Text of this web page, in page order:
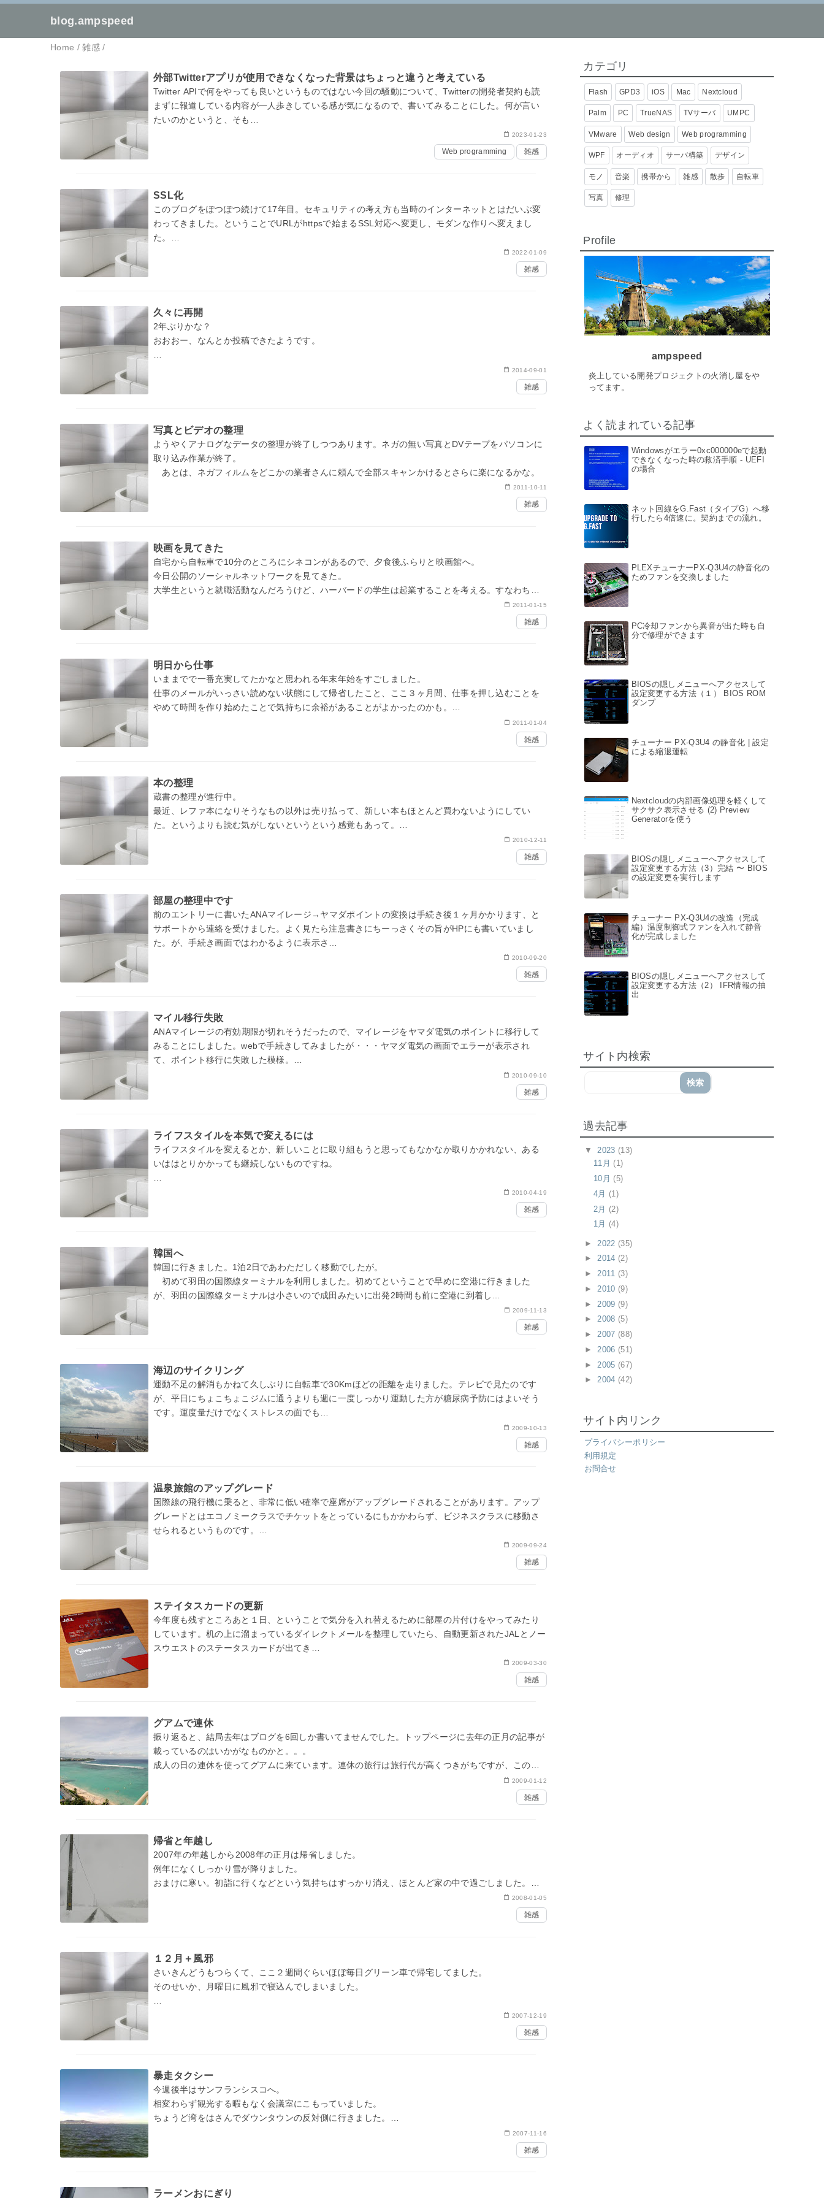
blog.ampspeed
Home /雑感 /
外部Twitterアプリが使用できなくなった背景はちょっと違うと考えている
Twitter APIで何をやっても良いというものではない今回の騒動について、Twitterの開発者契約も読
まずに報道している内容が一人歩きしている感が気になるので、書いてみることにした。何が言い
たいのかというと、そも…
2023-01-23
Web programming 雑感
SSL化
このブログをぽつぽつ続けて17年目。セキュリティの考え方も当時のインターネットとはだいぶ変
わってきました。ということでURLがhttpsで始まるSSL対応へ変更し、モダンな作りへ変えまし
た。
2022-01-09
雑感
久々に再開
2年ぶりかな？
おおおー、なんとか投稿できたようです。
2014-09-01
雑感
写真とビデオの整理
ようやくアナログなデータの整理が終了しつつあります。ネガの無い写真とDVテープをパソコンに
取り込み作業が終了。
あとは、ネガフィルムをどこかの業者さんに頼んで全部スキャンかけるとさらに楽になるかな。
2011-10-11
雑感
映画を見てきた
自宅から自転車で10分のところにシネコンがあるので、夕食後ふらりと映画館へ。
今日公開のソーシャルネットワークを見てきた。
大学生というと就職活動なんだろうけど、ハーバードの学生は起業することを考える。すなわち創
2011-01-15
雑感
明日から仕事
いままでで一番充実してたかなと思われる年末年始をすごしました。
仕事のメールがいっさい読めない状態にして帰省したこと、ここ３ヶ月間、仕事を押し込むことを
やめて時間を作り始めたことで気持ちに余裕があることがよかったのかも。
2011-01-04
雑感
本の整理
蔵書の整理が進行中。
最近、レファ本になりそうなもの以外は売り払って、新しい本もほとんど買わないようにしてい
た。というよりも読む気がしないというという感覚もあって。
2010-12-11
雑感
部屋の整理中です
前のエントリーに書いたANAマイレージ→ヤマダポイントの変換は手続き後１ヶ月かかります、と
サポートから連絡を受けました。よく見たら注意書きにちーっさくその旨がHPにも書いていまし
た。が、手続き画面ではわかるように表示さ…
2010-09-20
雑感
マイル移行失敗
ANAマイレージの有効期限が切れそうだったので、マイレージをヤマダ電気のポイントに移行して
みることにしました。webで手続きしてみましたが・・・ヤマダ電気の画面でエラーが表示され
て、ポイント移行に失敗した模様。
2010-09-10
雑感
ライフスタイルを本気で変えるには
ライフスタイルを変えるとか、新しいことに取り組もうと思ってもなかなか取りかかれない、ある
いははとりかかっても継続しないものですね。
・住む場所や仕事場所を変える
しかない…
2010-04-19
雑感
韓国へ
韓国に行きました。1泊2日であわただしく移動でしたが。
初めて羽田の国際線ターミナルを利用しました。初めてということで早めに空港に行きました
が、羽田の国際線ターミナルは小さいので成田みたいに出発2時間も前に空港に到着し…
2009-11-13
雑感
海辺のサイクリング
運動不足の解消もかねて久しぶりに自転車で30Kmほどの距離を走りました。テレビで見たのです
が、平日にちょこちょこジムに通うよりも週に一度しっかり運動した方が糖尿病予防にはよいそう
です。運度量だけでなくストレスの面でも…
2009-10-13
雑感
温泉旅館のアップグレード
国際線の飛行機に乗ると、非常に低い確率で座席がアップグレードされることがあります。アップ
グレードとはエコノミークラスでチケットをとっているにもかかわらず、ビジネスクラスに移動さ
せられるというものです。
2009-09-24
雑感
ステイタスカードの更新
今年度も残すところあと１日、ということで気分を入れ替えるために部屋の片付けをやってみたり
しています。机の上に溜まっているダイレクトメールを整理していたら、自動更新されたJALとノー
スウエストのステータスカードが出てき…
2009-03-30
雑感
グアムで連休
振り返ると、結局去年はブログを6回しか書いてませんでした。トップページに去年の正月の記事が
載っているのはいかがなものかと。。。
成人の日の連休を使ってグアムに来ています。連休の旅行は旅行代が高くつきがちですが、この連
2009-01-12
雑感
帰省と年越し
2007年の年越しから2008年の正月は帰省しました。
例年になくしっかり雪が降りました。
おまけに寒い。初詣に行くなどという気持ちはすっかり消え、ほとんど家の中で過ごしました。ひ
2008-01-05
雑感
１２月＋風邪
さいきんどうもつらくて、ここ２週間ぐらいほぼ毎日グリーン車で帰宅してました。
そのせいか、月曜日に風邪で寝込んでしまいました。
2007-12-19
雑感
暴走タクシー
今週後半はサンフランシスコへ。
相変わらず観光する暇もなく会議室にこもっていました。
ちょうど湾をはさんでダウンタウンの反対側に行きました。
今回は出発前になかなか宿が取れず、なんとかとれた宿に行ってみると、広いけどレストラ…2007-11-16
雑感
ラーメンおにぎり
カテゴリ
Flash GPD3 iOS Mac Nextcloud
Palm PC TrueNAS TVサーバ UMPC
VMware Web design Web programming
WPF オーディオ サーバ構築 デザイン
モノ 音楽 携帯から 雑感 散歩 自転車
写真 修理
Profile
ampspeed
炎上している開発プロジェクトの火消し屋をや
ってます。
よく読まれている記事
Windowsがエラー0xc000000eで起動
できなくなった時の救済手順 - UEFI
の場合
ネット回線をG.Fast（タイプG）へ移
行したら4倍速に。契約までの流れ。
PLEXチューナーPX-Q3U4の静音化の
ためファンを交換しました
PC冷却ファンから異音が出た時も自
分で修理ができます
BIOSの隠しメニューへアクセスして
設定変更する方法（１） BIOS ROM
ダンプ
チューナー PX-Q3U4 の静音化 | 設定
による縮退運転
Nextcloudの内部画像処理を軽くして
サクサク表示させる (2) Preview
Generatorを使う
BIOSの隠しメニューへアクセスして
設定変更する方法（3）完結 〜 BIOS
の設定変更を実行します
チューナー PX-Q3U4の改造（完成
編）温度制御式ファンを入れて静音
化が完成しました
BIOSの隠しメニューへアクセスして
設定変更する方法（2） IFR情報の抽
出
サイト内検索
過去記事
▼ 2023 (13)
11月 (1)
10月 (5)
4月 (1)
2月 (2)
1月 (4)
► 2022 (35)
►2014 (2)
►2011 (3)
► 2010 (9)
► 2009 (9)
►2008 (5)
►2007 (88)
► 2006 (51)
► 2005 (67)
►2004 (42)
サイト内リンク
プライバシーポリシー
利用規定
お問合せ